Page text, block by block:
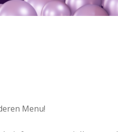
Menu!